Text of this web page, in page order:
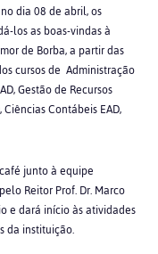
dia 08 de abril, os
los as boas-vindas à
de Borba, a partir das
cursos de Administração
Gestão de Recursos
Contábeis EAD,
junto à equipe
Reitor Prof. Dr. Marco
e dará início às atividades
da instituição.